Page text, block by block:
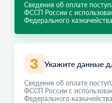
Сведения об оплате
ФССП России с
Федерального казначейства
Укажите данные
Сведения об оплате
ФССП России с
Федерального казначейства